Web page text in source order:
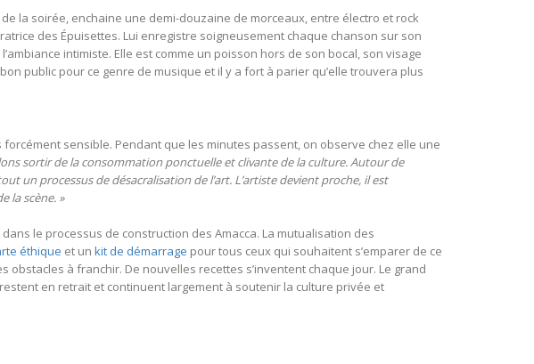
la soirée, enchaine une demi-douzaine de morceaux, entre électro et rock
des Épuisettes. Lui enregistre soigneusement chaque chanson sur son
intimiste. Elle est comme un poisson hors de son bocal, son visage
public pour ce genre de musique et il y a fort à parier qu’elle trouvera plus
sensible. Pendant que les minutes passent, on observe chez elle une
sortir de la consommation ponctuelle et clivante de la culture. Autour de
un processus de désacralisation de l’art. L’artiste devient proche, il est
la scène. »
le processus de construction des Amacca. La mutualisation des
éthique et un kit de démarrage pour tous ceux qui souhaitent s’emparer de ce
à franchir. De nouvelles recettes s’inventent chaque jour. Le grand
en retrait et continuent largement à soutenir la culture privée et